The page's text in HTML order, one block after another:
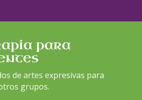
para
de artes expresivas para
grupos.